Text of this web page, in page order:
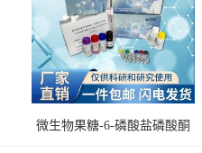
微生物果糖-6-磷酸盐磷酸酮